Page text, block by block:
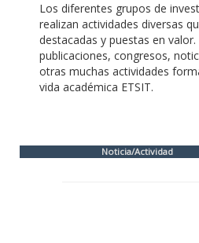
Los diferentes grupos de
realizan actividades diversas
destacadas y puestas en
publicaciones, congresos,
otras muchas actividades
vida académica ETSIT.
Noticia/Actividad